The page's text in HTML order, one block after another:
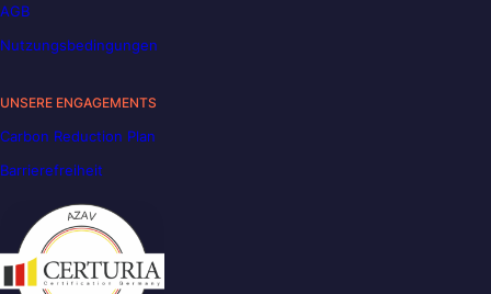
AGB
Nutzungsbedingungen
UNSERE ENGAGEMENTS
Carbon Reduction Plan
Barrierefreiheit